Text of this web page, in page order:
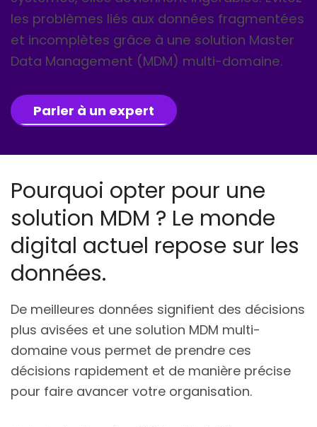
les problèmes liés aux données fragmentées
et incomplètes grâce à une solution Master
Data Management (MDM) multi-domaine.
Parler à un expert
Pourquoi opter pour une
solution MDM ? Le monde
digital actuel repose sur les
données.
De meilleures données signifient des décisions
plus avisées et une solution MDM multi-
domaine vous permet de prendre ces
décisions rapidement et de manière précise
pour faire avancer votre organisation.